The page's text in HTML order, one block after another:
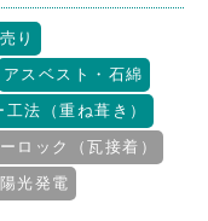
り
アスベスト・石綿
工法（重ね葺き）
ロック（瓦接着）
光発電